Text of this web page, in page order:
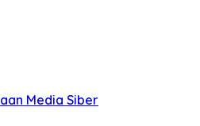
Media Siber